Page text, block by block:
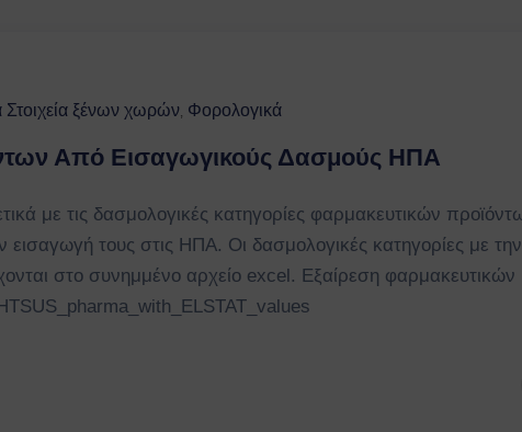
Στοιχεία ξένων χωρών‚ Φορολογικά
Από Εισαγωγικούς Δασμούς ΗΠΑ
με τις δασμολογικές κατηγορίες φαρμακευτικών
τους στις ΗΠΑ. Οι δασμολογικές κατηγορίες με
στο συνημμένο αρχείο excel. Εξαίρεση φαρμακευτικών